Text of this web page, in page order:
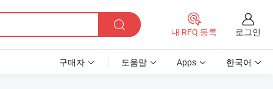
내 RFQ 등록 로그인
구매자 도움말 Apps 한국어